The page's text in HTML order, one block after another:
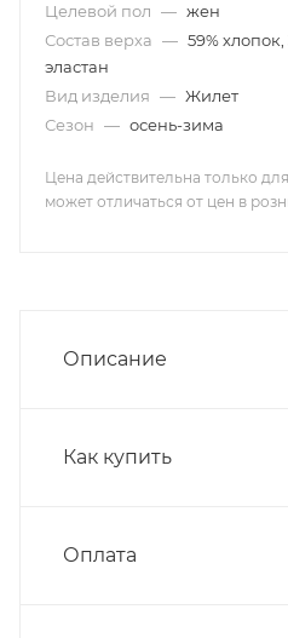
Целевой пол — жен
Состав верха — 59%
эластан
Вид изделия — Жилет
Сезон — осень-зима
Цена действительна только
может отличаться от цен в
Описание
Как купить
Оплата